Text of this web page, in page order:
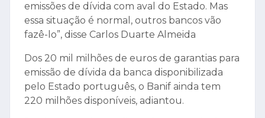
emissões de dívida com aval do Estado. Mas
essa situação é normal, outros bancos vão
fazê-lo”, disse Carlos Duarte Almeida
Dos 20 mil milhões de euros de garantias para
emissão de dívida da banca disponibilizada
pelo Estado português, o Banif ainda tem
220 milhões disponíveis, adiantou.